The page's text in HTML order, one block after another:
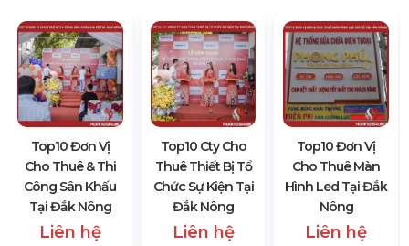
Top10 Đơn Vị
Cho Thuê & Thi
Công Sân Khấu
Tại Đắk Nông
Liên hệ
Top10 Cty Cho
Thuê Thiết Bị Tổ
Chức Sự Kiện Tại
Đắk Nông
Liên hệ
Top10 Đơn Vị
Cho Thuê Màn
Hình Led Tại Đắk
Nông
Liên hệ